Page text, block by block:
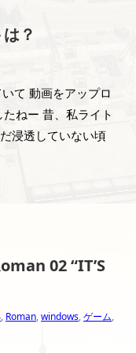
？
て 動画をアップロ
ねー 昔、私ライト
浸透していない頃
02 “IT’S
, Roman,windows,ゲーム,